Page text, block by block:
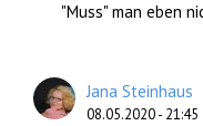
in
"Muss" man eben
Jana Steinhaus
08.05.2020 - 21:45